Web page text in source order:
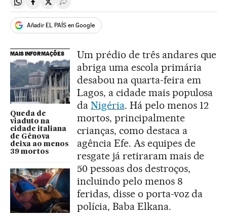
Compartir en Whatsapp
Compartir en Facebook
Compartir en Twitter
Desplegar Redes Sociales
Añadir EL PAÍS en Google
MAIS INFORMAÇÕES
Queda de
viaduto na
cidade italiana
de Gênova
deixa ao menos
39 mortos
Um prédio de três andares que
abriga uma escola primária
desabou na quarta-feira em
Lagos, a cidade mais populosa
da Nigéria. Há pelo menos 12
mortos, principalmente
crianças, como destaca a
agência Efe. As equipes de
resgate já retiraram mais de
50 pessoas dos destroços,
incluindo pelo menos 8
feridas, disse o porta-voz da
polícia, Baba Elkana.